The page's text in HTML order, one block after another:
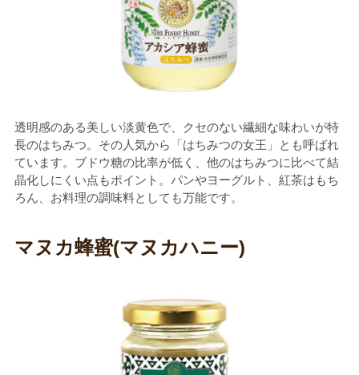
透明感のある美しい淡黄色で、クセのない繊細な味わいが特
長のはちみつ。その人気から「はちみつの女王」とも呼ばれ
ています。ブドウ糖の比率が低く、他のはちみつに比べて結
晶化しにくい点もポイント。パンやヨーグルト、紅茶はもち
ろん、お料理の調味料としても万能です。
マヌカ蜂蜜(マヌカハニー)